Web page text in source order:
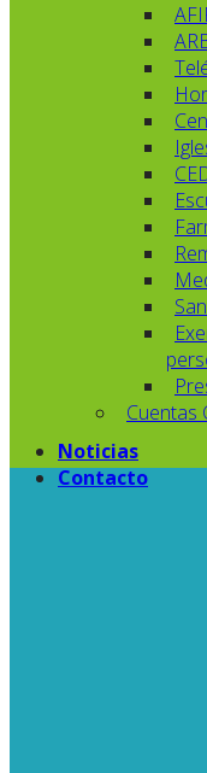
Cuentas
Noticias
Contacto